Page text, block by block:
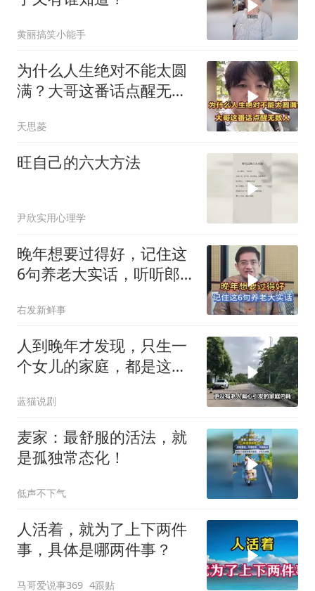
黄丽搞笑小能手
为什么人生绝对不能太圆
满？大哥这番话点醒无数
天思菱
旺自己的六大方法
尹欣实用心理学
晚年想要过得好，记住这
6句养老大实话，听听郎
右发新鲜事
人到晚年才发现，只生一
个女儿的家庭，都是这三
蓝猫说剧
麦家：最舒服的活法，就
是孤独常态化！
低声不下气
人活着，就为了上下两件
事，具体是哪两件事？
马哥爱说事369 4跟贴